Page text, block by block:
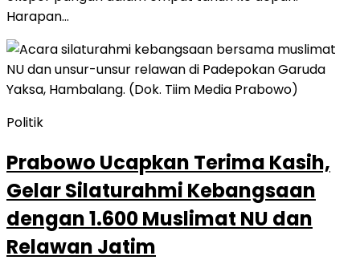
Harapan…
Politik
Prabowo Ucapkan Terima Kasih,
Gelar Silaturahmi Kebangsaan
dengan 1.600 Muslimat NU dan
Relawan Jatim